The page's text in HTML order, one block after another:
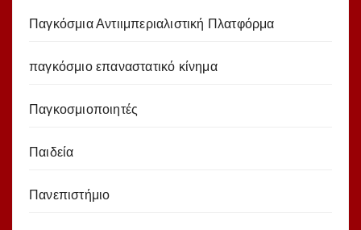
Παγκόσμια Αντιιμπεριαλιστική Πλατφόρμα
παγκόσμιο επαναστατικό κίνημα
Παγκοσμιοποιητές
Παιδεία
Πανεπιστήμιο